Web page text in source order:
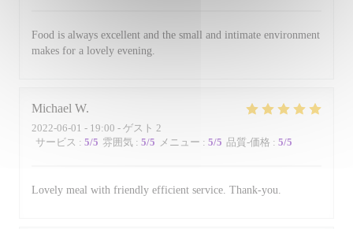
Food is always excellent and the small and intimate environment
makes for a lovely evening.
Michael W
2022-06-01 - 19:00 - ゲスト 2
サービス : 5/5 雰囲気 : 5/5 メニュー : 5/5 品質-価格 : 5/5
Lovely meal with friendly efficient service. Thank-you.